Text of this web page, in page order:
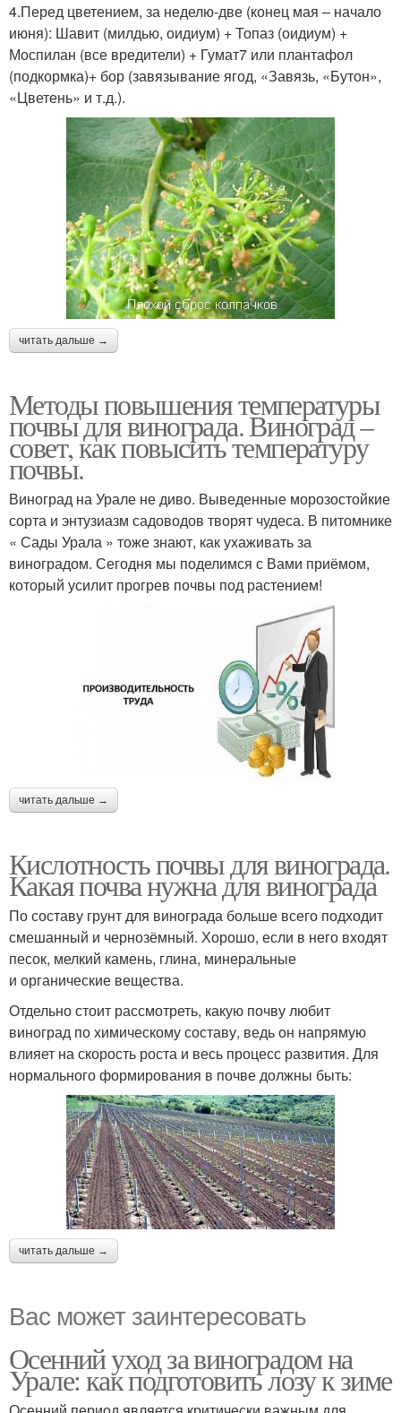
4.Перед цветением, за неделю-две (конец мая – начало
июня): Шавит (милдью, оидиум) + Топаз (оидиум) +
Моспилан (все вредители) + Гумат7 или плантафол
(подкормка)+ бор (завязывание ягод, «Завязь, «Бутон»,
«Цветень» и т.д.).
читать дальше →
Методы повышения температуры
почвы для винограда. Виноград –
совет, как повысить температуру
почвы.
Виноград на Урале не диво. Выведенные морозостойкие
сорта и энтузиазм садоводов творят чудеса. В питомнике
« Сады Урала » тоже знают, как ухаживать за
виноградом. Сегодня мы поделимся с Вами приёмом,
который усилит прогрев почвы под растением!
читать дальше →
Кислотность почвы для винограда.
Какая почва нужна для винограда
По составу грунт для винограда больше всего подходит
смешанный и чернозёмный. Хорошо, если в него входят
песок, мелкий камень, глина, минеральные
и органические вещества.
Отдельно стоит рассмотреть, какую почву любит
виноград по химическому составу, ведь он напрямую
влияет на скорость роста и весь процесс развития. Для
нормального формирования в почве должны быть:
читать дальше →
Вас может заинтересовать
Осенний уход за виноградом на
Урале: как подготовить лозу к зиме